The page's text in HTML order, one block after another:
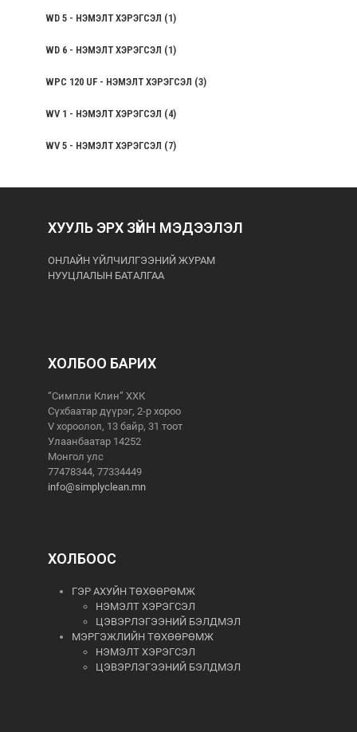
WD 5 - НЭМЭЛТ ХЭРЭГСЭЛ (1)
WD 6 - НЭМЭЛТ ХЭРЭГСЭЛ (1)
WPC 120 UF - НЭМЭЛТ ХЭРЭГСЭЛ (3)
WV 1 - НЭМЭЛТ ХЭРЭГСЭЛ (4)
WV 5 - НЭМЭЛТ ХЭРЭГСЭЛ (7)
ХУУЛЬ ЭРХ ЗҮЙН МЭДЭЭЛЭЛ
ОНЛАЙН ҮЙЛЧИЛГЭЭНИЙ ЖУРАМ
НУУЦЛАЛЫН БАТАЛГАА
ХОЛБОО БАРИХ
“Симпли Клин” ХХК
Сүхбаатар дүүрэг, 2-р хороо
V хороолол, 13 байр, 31 тоот
Улаанбаатар 14252
Монгол улс
77478344, 77334449
info@simplyclean.mn
ХОЛБООС
ГЭР АХУЙН ТӨХӨӨРӨМЖ
НЭМЭЛТ ХЭРЭГСЭЛ
ЦЭВЭРЛЭГЭЭНИЙ БЭЛДМЭЛ
МЭРГЭЖЛИЙН ТӨХӨӨРӨМЖ
НЭМЭЛТ ХЭРЭГСЭЛ
ЦЭВЭРЛЭГЭЭНИЙ БЭЛДМЭЛ